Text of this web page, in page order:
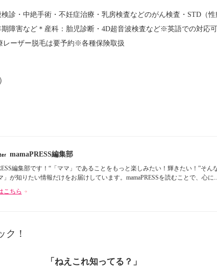
診・中絶手術・不妊症治療・乳房検査などのがん検査・STD（
期障害など＊産科：胎児診断・4D超音波検査など※英語での対応
レーザー脱毛は要予約※各種保険取扱
mamaPRESS編集部
編集部です！“「ママ」であることをもっと楽しみたい！輝きたい！”そん
」が知りたい情報だけをお届けしています。mamaPRESSを読むことで、心に
こちら
ク！
「ねえこれ知ってる？」